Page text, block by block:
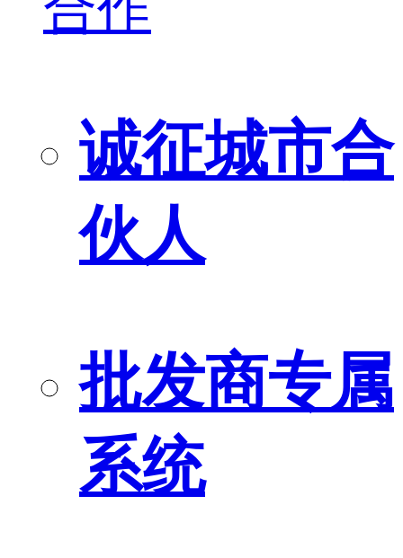
诚征城市合
伙人
批发商专属
系统